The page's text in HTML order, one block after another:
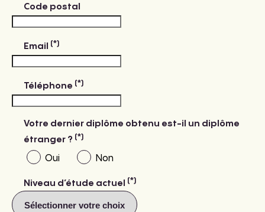
Code postal
Email (*)
Téléphone (*)
Votre dernier diplôme obtenu est-il un diplôme
étranger ? (*)
Oui Non
Niveau d’étude actuel (*)